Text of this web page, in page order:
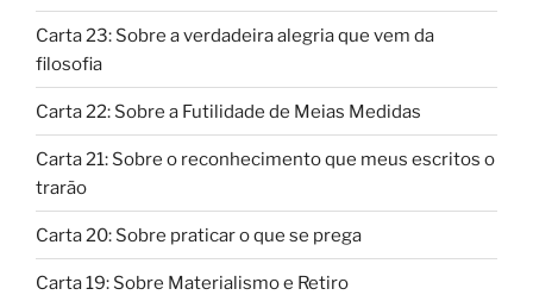
Carta 23: Sobre a verdadeira alegria que vem da
filosofia
Carta 22: Sobre a Futilidade de Meias Medidas
Carta 21: Sobre o reconhecimento que meus escritos o
trarão
Carta 20: Sobre praticar o que se prega
Carta 19: Sobre Materialismo e Retiro